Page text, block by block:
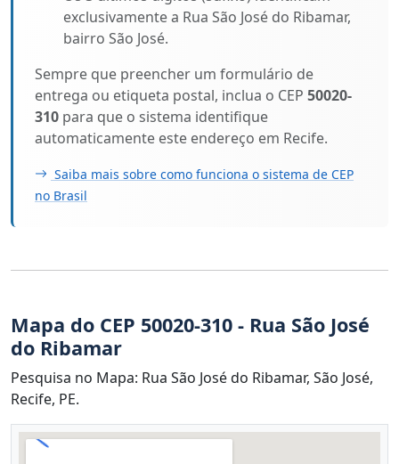
exclusivamente a Rua São José do Ribamar,
bairro São José.
Sempre que preencher um formulário de
entrega ou etiqueta postal, inclua o CEP 50020-
310 para que o sistema identifique
automaticamente este endereço em Recife.
Saiba mais sobre como funciona o sistema de CEP
no Brasil
Mapa do CEP 50020-310 - Rua São José
do Ribamar
Pesquisa no Mapa: Rua São José do Ribamar, São José,
Recife, PE.